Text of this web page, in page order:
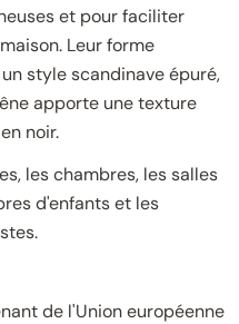
et pour faciliter
Leur forme
style scandinave épuré,
apporte une texture
noir.
les chambres, les salles
d'enfants et les
de l'Union européenne